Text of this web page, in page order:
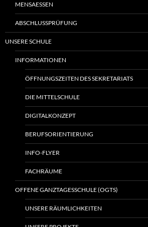
MENSAESSEN
ABSCHLUSSPRÜFUNG
UNSERE SCHULE
INFORMATIONEN
ÖFFNUNGSZEITEN DES SEKRETARIATS
DIE MITTELSCHULE
DIGITALKONZEPT
BERUFSORIENTIERUNG
INFO-FLYER
FACHRÄUME
OFFENE GANZTAGESSCHULE (OGTS)
UNSERE RÄUMLICHKEITEN